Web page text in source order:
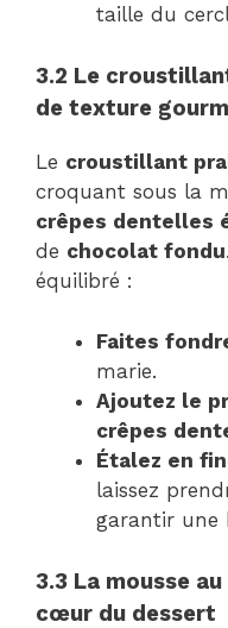
taille du
3.2 Le
de texture
Le croustillant
croquant sous la
crêpes dentelles
de chocolat fondu
équilibré :
Faites
marie.
Ajoutez le
crêpes
Étalez en
laissez
garantir une
3.3 La mousse
cœur du dessert